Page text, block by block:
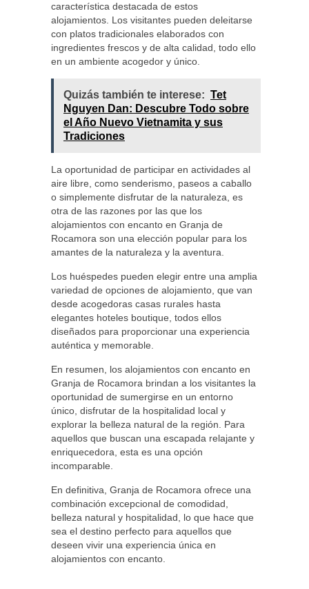
característica destacada de estos
alojamientos. Los visitantes pueden deleitarse
con platos tradicionales elaborados con
ingredientes frescos y de alta calidad, todo ello
en un ambiente acogedor y único.
Quizás también te interese: Tet
Nguyen Dan: Descubre Todo sobre
el Año Nuevo Vietnamita y sus
Tradiciones
La oportunidad de participar en actividades al
aire libre, como senderismo, paseos a caballo
o simplemente disfrutar de la naturaleza, es
otra de las razones por las que los
alojamientos con encanto en Granja de
Rocamora son una elección popular para los
amantes de la naturaleza y la aventura.
Los huéspedes pueden elegir entre una amplia
variedad de opciones de alojamiento, que van
desde acogedoras casas rurales hasta
elegantes hoteles boutique, todos ellos
diseñados para proporcionar una experiencia
auténtica y memorable.
En resumen, los alojamientos con encanto en
Granja de Rocamora brindan a los visitantes la
oportunidad de sumergirse en un entorno
único, disfrutar de la hospitalidad local y
explorar la belleza natural de la región. Para
aquellos que buscan una escapada relajante y
enriquecedora, esta es una opción
incomparable.
En definitiva, Granja de Rocamora ofrece una
combinación excepcional de comodidad,
belleza natural y hospitalidad, lo que hace que
sea el destino perfecto para aquellos que
deseen vivir una experiencia única en
alojamientos con encanto.